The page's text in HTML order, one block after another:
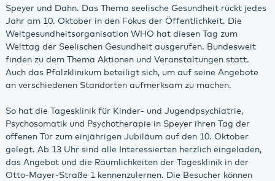
Speyer und Dahn. Das Thema seelische Gesundheit rückt jedes
Jahr am 10. Oktober in den Fokus der Öffentlichkeit. Die
Weltgesundheitsorganisation WHO hat diesen Tag zum
Welttag der Seelischen Gesundheit ausgerufen. Bundesweit
finden zu dem Thema Aktionen und Veranstaltungen statt.
Auch das Pfalzklinikum beteiligt sich, um auf seine Angebote
an verschiedenen Standorten aufmerksam zu machen.
So hat die Tagesklinik für Kinder- und Jugendpsychiatrie,
Psychosomatik und Psychotherapie in Speyer ihren Tag der
offenen Tür zum einjährigen Jubiläum auf den 10. Oktober
gelegt. Ab 13 Uhr sind alle Interessierten herzlich eingeladen,
das Angebot und die Räumlichkeiten der Tagesklinik in der
Otto-Mayer-Straße 1 kennenzulernen. Die Besucher können